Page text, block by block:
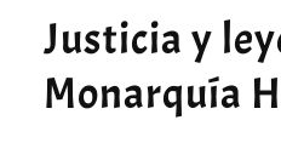
Justicia y
Monarquía